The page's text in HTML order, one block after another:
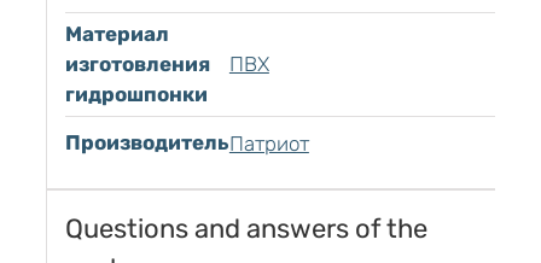
Материал
изготовления
гидрошпонки
ПВХ
ПроизводительПатриот
Questions and answers of the